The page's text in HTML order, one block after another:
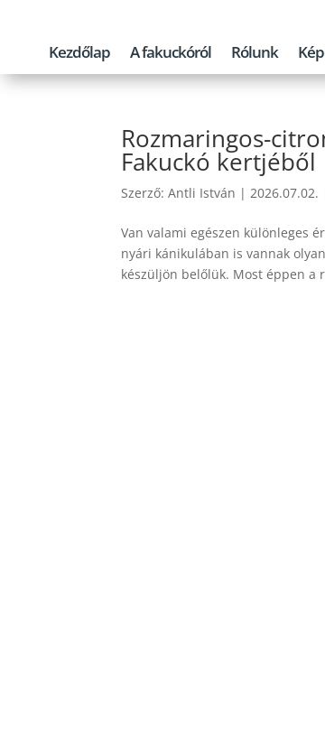
Kezdőlap A fakuckóról Rólunk
Rozmaringos-
Fakuckó kertjéből
Szerző:Antli István |2026.07.02.
Van valami egészen különleges
nyári kánikulában is vannak
készüljön belőlük. Most éppen a